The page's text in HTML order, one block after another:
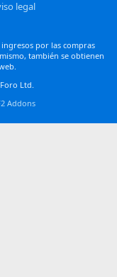
legal
por las compras
también se obtienen
Ltd.
Addons